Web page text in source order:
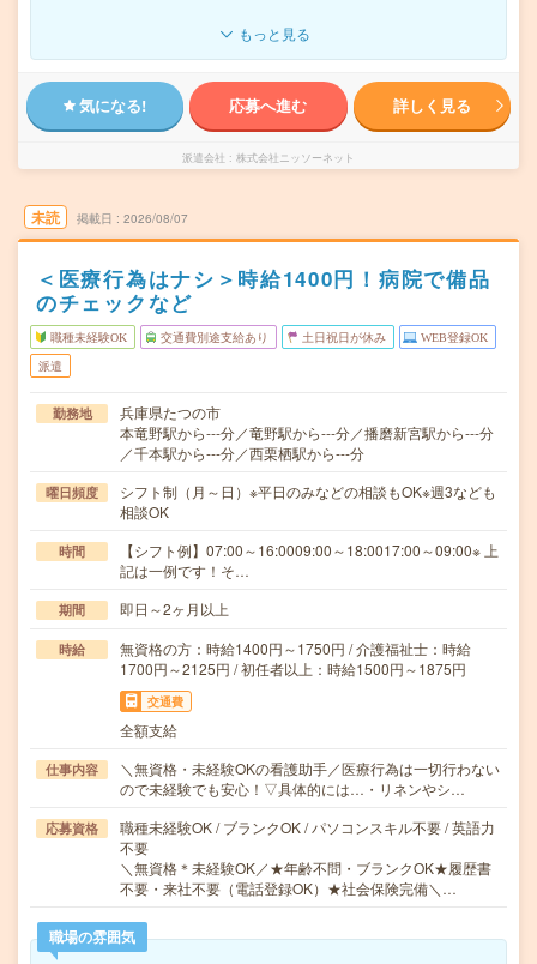
もっと見る
気になる! 応募へ進む 詳しく見る
派遣会社 株式会社ニッソーネット
未読 掲載日 2026/08/07
＜医療行為はナシ＞時給1400円！病院で備品
のチェックなど
職種未経験OK 交通費別途支給あり 土日祝日が休み WEB登録OK
派遣
勤務地
兵庫県たつの市
本竜野駅から---分／竜野駅から---分／播磨新宮駅から---分
／千本駅から---分／西栗栖駅から---分
曜日頻度
シフト制（月～日）※平日のみなどの相談もOK※週3なども
相談OK
時間
【シフト例】07:00～16:0009:00～18:0017:00～09:00※ 上
記は一例です！そ…
期間 即日～2ヶ月以上
時給
無資格の方：時給1400円～1750円 / 介護福祉士：時給
1700円～2125円 / 初任者以上：時給1500円～1875円
交通費
全額支給
仕事内容
＼無資格・未経験OKの看護助手／医療行為は一切行わない
ので未経験でも安心！▽具体的には…・リネンやシ…
応募資格
職種未経験OK / ブランクOK / パソコンスキル不要 / 英語力
不要
＼無資格＊未経験OK／★年齢不問・ブランクOK★履歴書
不要・来社不要（電話登録OK）★社会保険完備＼…
職場の雰囲気